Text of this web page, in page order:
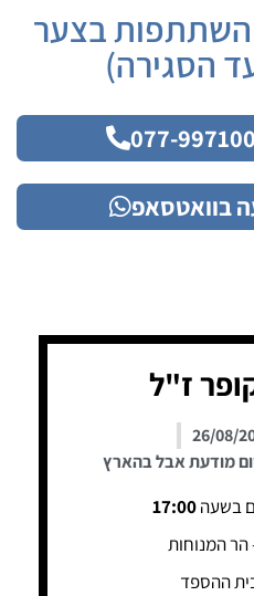
בצער
הסגירה)
בוואטסאפ
ז"ל
26/08/
מודעת אבל בהארץ
בשעה17:00
הר המנוחות
ההספד